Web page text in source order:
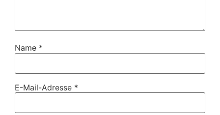
Name *
E-Mail-Adresse *